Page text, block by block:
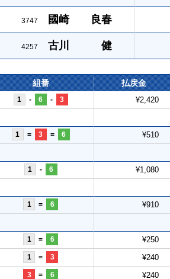
3747 國崎 良春
4257 古川 健
組番 払戻金
1 - 6 - 3 ¥2,420
1 = 3 = 6 ¥510
1 - 6 ¥1,080
1 = 6 ¥910
1 = 6 ¥250
1 = 3 ¥240
3 = 6 ¥240